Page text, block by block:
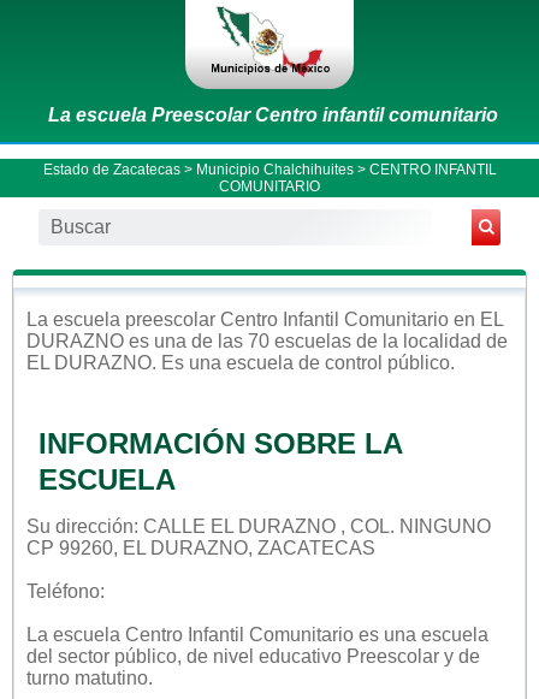
La escuela Preescolar Centro infantil comunitario
Estado de Zacatecas> Municipio Chalchihuites> CENTRO INFANTIL
COMUNITARIO
La escuela preescolar Centro Infantil Comunitario en EL
DURAZNO es una de las 70 escuelas de la localidad de
EL DURAZNO. Es una escuela de control público.
INFORMACIÓN SOBRE LA
ESCUELA
Su dirección: CALLE EL DURAZNO , COL. NINGUNO
CP 99260, EL DURAZNO, ZACATECAS
Teléfono:
La escuela Centro Infantil Comunitario es una escuela
del sector público, de nivel educativo Preescolar y de
turno matutino.